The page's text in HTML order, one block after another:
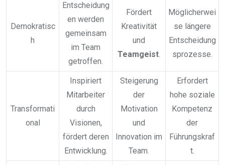
Demokratisc
h
Entscheidung
en werden
gemeinsam
im Team
getroffen.
Fördert
Kreativität
und
Teamgeist.
Möglicherwei
se längere
Entscheidung
sprozesse.
Transformati
onal
Inspiriert
Mitarbeiter
durch
Visionen,
fördert deren
Entwicklung.
Steigerung
der
Motivation
und
Innovation im
Team.
Erfordert
hohe soziale
Kompetenz
der
Führungskraf
t.